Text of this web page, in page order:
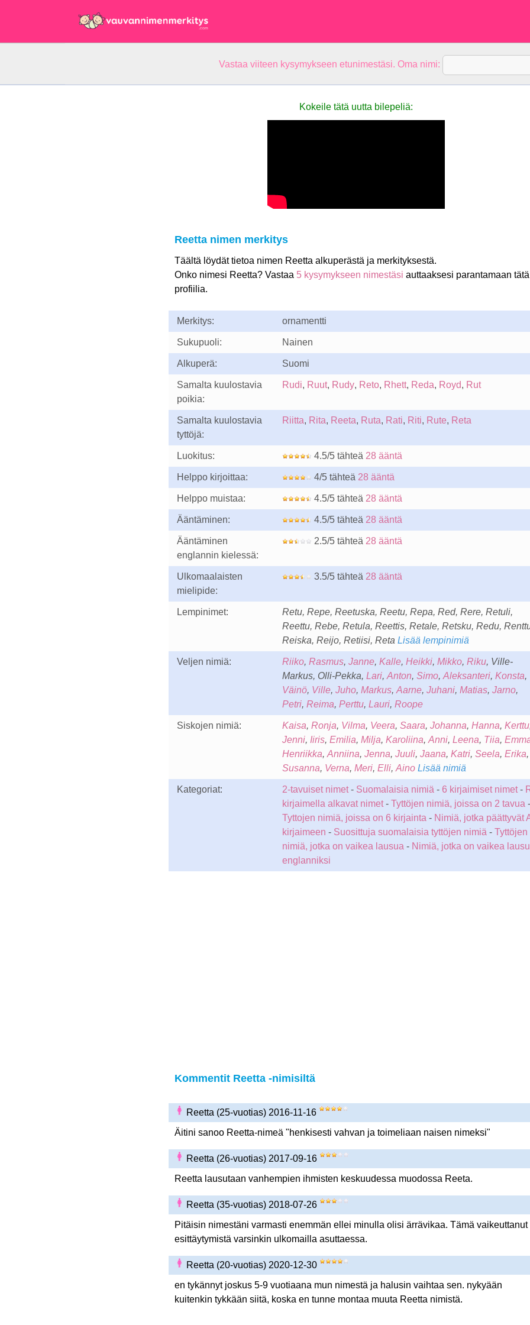
Vastaa viiteen kysymykseen etunimestäsi. Oma nimi:
Kokeile tätä uutta bilepeliä:
Reetta nimen merkitys
Täältä löydät tietoa nimen Reetta alkuperästä ja merkityksestä.
Onko nimesi Reetta? Vastaa 5 kysymykseen nimestäsi auttaaksesi parantamaan tätä
profiilia.
Merkitys: ornamentti
Sukupuoli: Nainen
Alkuperä: Suomi
Samalta kuulostavia
poikia:
Rudi, Ruut, Rudy, Reto, Rhett, Reda, Royd, Rut
Samalta kuulostavia
tyttöjä:
Riitta, Rita, Reeta, Ruta, Rati, Riti, Rute, Reta
Luokitus: 4.5/5 tähteä 28 ääntä
Helppo kirjoittaa: 4/5 tähteä 28 ääntä
Helppo muistaa: 4.5/5 tähteä 28 ääntä
Ääntäminen: 4.5/5 tähteä 28 ääntä
Ääntäminen
englannin kielessä:
2.5/5 tähteä 28 ääntä
Ulkomaalaisten
mielipide:
3.5/5 tähteä 28 ääntä
Lempinimet:
Retu, Repe, Reetuska, Reetu, Repa, Red, Rere, Retuli,
Reettu, Rebe, Retula, Reettis, Retale, Retsku, Redu,
Reiska, Reijo, Retiisi, Reta Lisää lempinimiä
Veljen nimiä: Riiko, Rasmus, Janne, Kalle, Heikki, Mikko, Riku, Ville-
Markus, Olli-Pekka, Lari, Anton, Simo, Aleksanteri, Konsta,
Väinö, Ville, Juho, Markus, Aarne, Juhani, Matias, Jarno,
Petri, Reima, Perttu, Lauri, Roope
Siskojen nimiä: Kaisa, Ronja, Vilma, Veera, Saara, Johanna, Hanna, Kerttu
Jenni, Iiris, Emilia, Milja, Karoliina, Anni, Leena, Tiia,
Henriikka, Anniina, Jenna, Juuli, Jaana, Katri, Seela, Erika,
Susanna, Verna, Meri, Elli, Aino Lisää nimiä
Kategoriat: 2-tavuiset nimet- Suomalaisia nimiä - 6 kirjaimiset nimet-
kirjaimella alkavat nimet- Tyttöjen nimiä, joissa on 2 tavua -
Tyttojen nimiä, joissa on 6 kirjainta - Nimiä, jotka päättyvät
kirjaimeen - Suosittuja suomalaisia tyttöjen nimiä - Tyttöjen
nimiä, jotka on vaikea lausua - Nimiä, jotka on vaikea
englanniksi
Kommentit Reetta -nimisiltä
Reetta (25-vuotias) 2016-11-16
Äitini sanoo Reetta-nimeä "henkisesti vahvan ja toimeliaan naisen nimeksi"
Reetta (26-vuotias) 2017-09-16
Reetta lausutaan vanhempien ihmisten keskuudessa muodossa Reeta.
Reetta (35-vuotias) 2018-07-26
Pitäisin nimestäni varmasti enemmän ellei minulla olisi ärrävikaa. Tämä vaikeuttanut
esittäytymistä varsinkin ulkomailla asuttaessa.
Reetta (20-vuotias) 2020-12-30
en tykännyt joskus 5-9 vuotiaana mun nimestä ja halusin vaihtaa sen. nykyään
kuitenkin tykkään siitä, koska en tunne montaa muuta Reetta nimistä.